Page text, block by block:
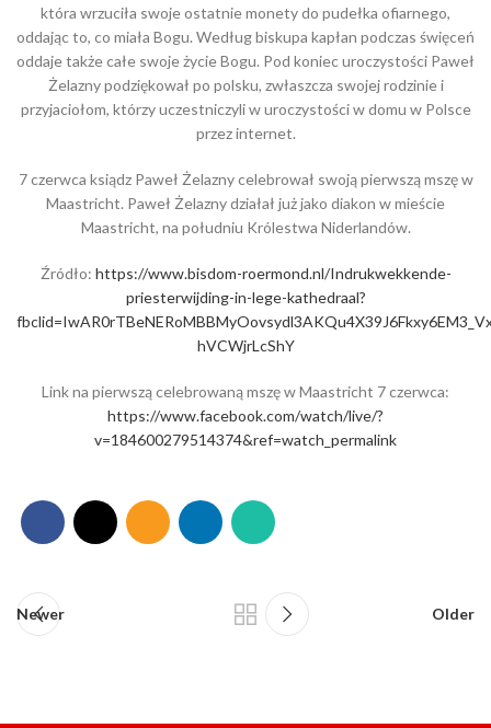
która wrzuciła swoje ostatnie monety do pudełka ofiarnego,
oddając to, co miała Bogu. Według biskupa kapłan podczas święceń
oddaje także całe swoje życie Bogu. Pod koniec uroczystości Paweł
Żelazny podziękował po polsku, zwłaszcza swojej rodzinie i
przyjaciołom, którzy uczestniczyli w uroczystości w domu w Polsce
przez internet.
7 czerwca ksiądz Paweł Żelazny celebrował swoją pierwszą mszę w
Maastricht. Paweł Żelazny działał już jako diakon w mieście
Maastricht, na południu Królestwa Niderlandów.
Źródło: https://www.bisdom-roermond.nl/Indrukwekkende-
priesterwijding-in-lege-kathedraal?
hVCWjrLcShY
Link na pierwszą celebrowaną mszę w Maastricht 7 czerwca:
https://www.facebook.com/watch/live/?
v=184600279514374&ref=watch_permalink
Newer Older